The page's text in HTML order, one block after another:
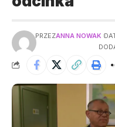
PRZEZANNA NOWAK